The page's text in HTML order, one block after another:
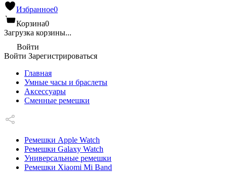
Избранное0
Корзина0
Загрузка корзины...
Войти
Войти Зарегистрироваться
Главная
Умные часы и браслеты
Аксессуары
Сменные ремешки
Ремешки Apple Watch
Ремешки Galaxy Watch
Универсальные ремешки
Ремешки Xiaomi Mi Band